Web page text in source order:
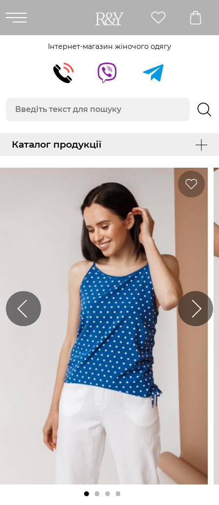
Інтернет-магазин жіночого одягу
Каталог продукції